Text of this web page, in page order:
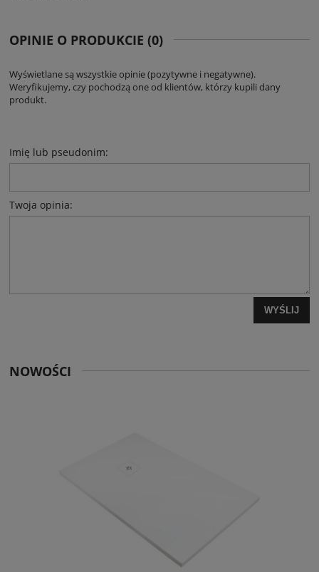
OPINIE O PRODUKCIE (0)
Wyświetlane są wszystkie opinie (pozytywne i negatywne).
Weryfikujemy, czy pochodzą one od klientów, którzy kupili dany
produkt.
Imię lub pseudonim:
Twoja opinia:
WYŚLIJ
NOWOŚCI